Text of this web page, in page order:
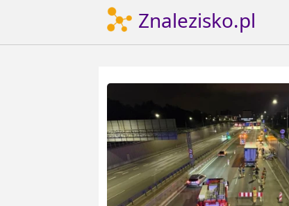
Znalezisko.pl